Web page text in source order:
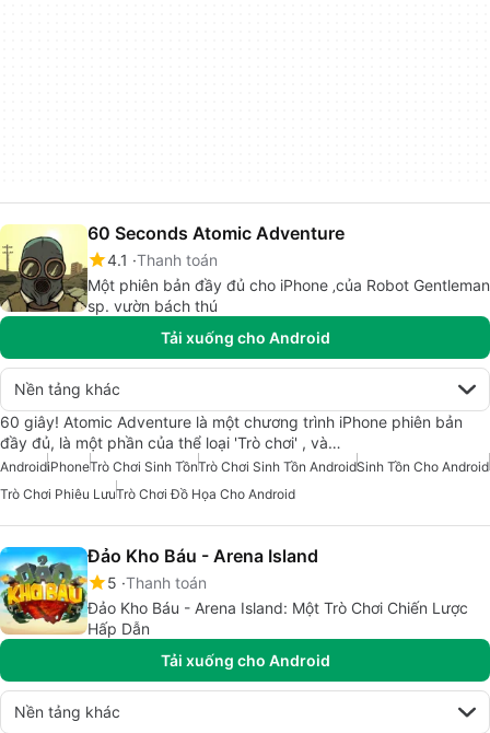
60 Seconds Atomic Adventure
4.1 Thanh toán
Một phiên bản đầy đủ cho iPhone ‚của Robot Gentleman
sp. vườn bách thú
Tải xuống cho Android
Nền tảng khác
60 giây! Atomic Adventure là một chương trình iPhone phiên bản
đầy đủ, là một phần của thể loại 'Trò chơi' , và…
AndroidiPhoneTrò Chơi Sinh TồnTrò Chơi Sinh Tồn AndroidSinh Tồn Cho Android
Trò Chơi Phiêu LưuTrò Chơi Đồ Họa Cho Android
Đảo Kho Báu - Arena Island
5 Thanh toán
Đảo Kho Báu - Arena Island: Một Trò Chơi Chiến Lược
Hấp Dẫn
Tải xuống cho Android
Nền tảng khác